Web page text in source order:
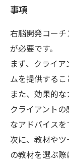
事項
右脳開発コー
が必要です。
まず、クライ
ムを提供するこ
また、効果的な
クライアント
なアドバイスを
次に、教材や
の教材を選ぶ際